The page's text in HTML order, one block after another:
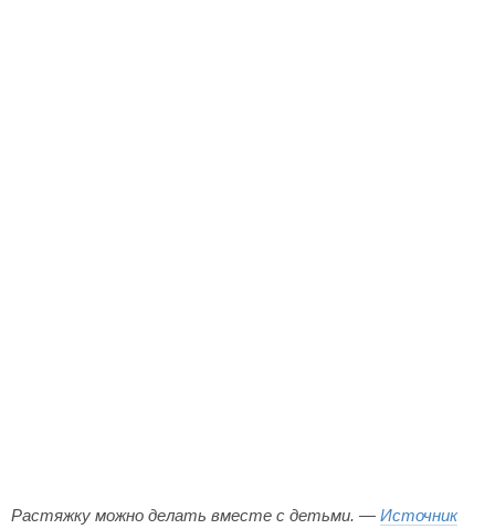
Растяжку можно делать вместе с детьми. — Источник